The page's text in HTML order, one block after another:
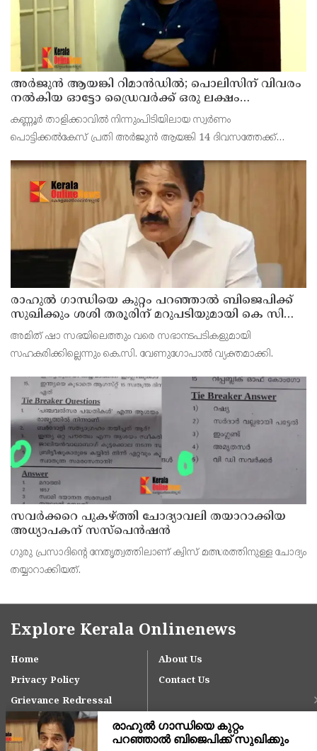
അര്‍ജുന്‍ ആയങ്കി റിമാന്‍ഡില്‍; പൊലിസിന് വിവരം
നൽകിയ ഓട്ടോ ഡ്രൈവർക്ക് ഒരു ലക്ഷം
പാരിതോഷികം നൽകുമെന്ന് മന്ത്രി
കണ്ണൂർ താളിക്കാവിൽ നിന്നുംപിടിയിലായ സ്വർണം
പൊട്ടിക്കൽകേസ് പ്രതി അര്‍ജുന്‍ ആയങ്കി 14 ദിവസത്തേക്ക്
മജിസ്‌ട്രേറ്റാണ് റിമാൻഡ് ചെയ്തത് പ്രതിയെ തലശേരി സബ്
ജയില
രാഹുല്‍ ഗാന്ധിയെ കുറ്റം പറഞ്ഞാല്‍ ബിജെപിക്ക്
സുഖിക്കും ശശി തരൂരിന് മറുപടിയുമായി കെ സി
വേണുഗോപാല്‍
അമിത് ഷാ സഭയിലെത്തും വരെ സഭാനടപടികളുമായി
സഹകരിക്കില്ലെന്നും കെ.സി. വേണുഗോപാല്‍ വ്യക്തമാക്കി.
സവര്‍ക്കറെ പുകഴ്ത്തി ചോദ്യാവലി തയാറാക്കിയ
അധ്യാപകന് സസ്‌പെന്‍ഷന്‍
ഗുരു പ്രസാദിന്റെ നേതൃത്വത്തിലാണ് ക്വിസ് മത്സരത്തിനുള്ള ചോദ്യം
തയ്യാറാക്കിയത്.
Explore Kerala Onlinenews
Home
About Us
Privacy Policy
Contact Us
Grievance Redressal